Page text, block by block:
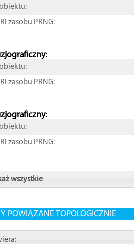
zasobu PRNG:
zasobu PRNG:
zasobu PRNG:
wszystkie
POWIĄZANE TOPOLOGICZNIE